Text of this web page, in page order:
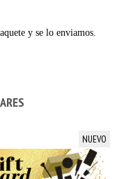
y se lo enviamos.
NUEVO